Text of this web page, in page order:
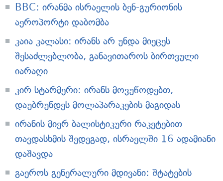
BBC: ირანმა ისრაელის ბენ-გურიონის
აეროპორტი დაბომბა
კაია კალასი: ირანს არ უნდა მიეცეს
შესაძლებლობა, განავითაროს ბირთვული
იარაღი
კირ სტარმერი: ირანს მოვუწოდებთ,
დაუბრუნდეს მოლაპარაკების მაგიდას
ირანის მიერ ბალისტიკური რაკეტებით
თავდასხმის შედეგად, ისრაელში 16 ადამიანი
დაშავდა
გაეროს გენერალური მდივანი: შტატების